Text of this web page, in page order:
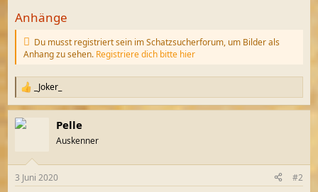
Anhänge
Du musst registriert sein im Schatzsucherforum, um Bilder als
Anhang zu sehen. Registriere dich bitte hier
R
e
a
k
e
_Joker_
Pelle
Auskenner
3 Juni 2020 #2